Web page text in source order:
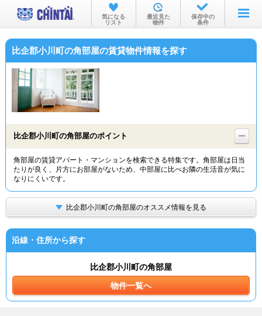
お部屋を探す
沿線・駅から
物件特集から
TOP
気になる
リスト
最近見た
物件
保存中の
条件
比企郡小川町の角部屋の賃貸物件情報を探す
比企郡小川町の角部屋のポイント
角部屋の賃貸アパート・マンションを検索できる特集です。角部屋は日当
たりが良く、片方にお部屋がないため、中部屋に比べお隣の生活音が気に
なりにくいです。
比企郡小川町の角部屋のオススメ情報を見る
沿線・住所から探す
比企郡小川町の角部屋
物件一覧へ